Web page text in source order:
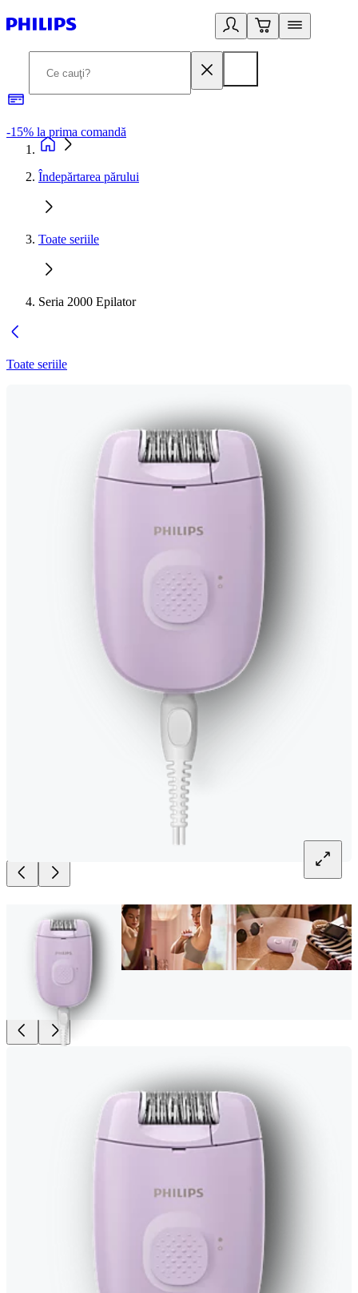
-15% la prima comandă
Îndepărtarea părului
Toate seriile
Seria 2000 Epilator
Toate seriile